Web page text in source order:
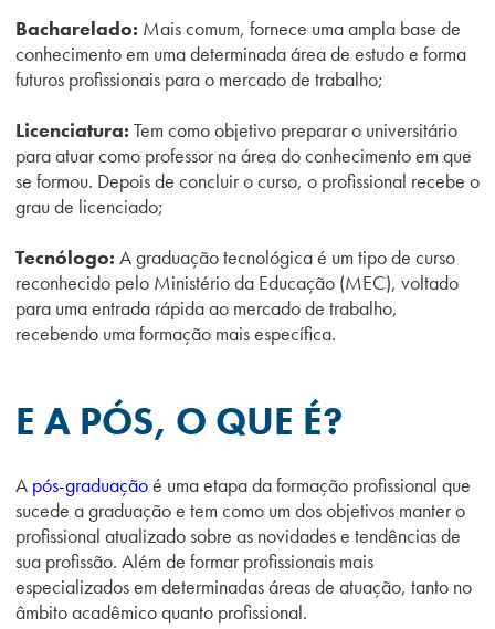
Bacharelado: Mais comum, fornece uma ampla base de
conhecimento em uma determinada área de estudo e forma
futuros profissionais para o mercado de trabalho;
Licenciatura: Tem como objetivo preparar o universitário
para atuar como professor na área do conhecimento em que
se formou. Depois de concluir o curso, o profissional recebe o
grau de licenciado;
Tecnólogo: A graduação tecnológica é um tipo de curso
reconhecido pelo Ministério da Educação (MEC), voltado
para uma entrada rápida ao mercado de trabalho,
recebendo uma formação mais específica.
E A PÓS, O QUE É?
A pós-graduaçãoé uma etapa da formação profissional que
sucede a graduação e tem como um dos objetivos manter o
profissional atualizado sobre as novidades e tendências de
sua profissão. Além de formar profissionais mais
especializados em determinadas áreas de atuação, tanto no
âmbito acadêmico quanto profissional.